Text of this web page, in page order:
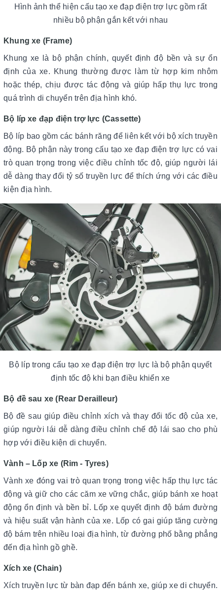
Hình ảnh thể hiện cấu tạo xe đạp điện trợ lực gồm rất
nhiều bộ phận gắn kết với nhau
Khung xe (Frame)
Khung xe là bộ phận chính, quyết định độ bền và sự ổn
định của xe. Khung thường được làm từ hợp kim nhôm
hoặc thép, chịu được tác động và giúp hấp thụ lực trong
quá trình di chuyển trên địa hình khó.
Bộ líp xe đạp điện trợ lực (Cassette)
Bộ líp bao gồm các bánh răng để liên kết với bộ xích truyền
động. Bộ phận này trong cấu tạo xe đạp điện trợ lực có vai
trò quan trọng trong việc điều chỉnh tốc độ, giúp người lái
dễ dàng thay đổi tỷ số truyền lực để thích ứng với các điều
kiện địa hình.
Bộ líp trong cấu tạo xe đạp điện trợ lực là bộ phận quyết
định tốc độ khi bạn điều khiển xe
Bộ đề sau xe (Rear Derailleur)
Bộ đề sau giúp điều chỉnh xích và thay đổi tốc độ của xe,
giúp người lái dễ dàng điều chỉnh chế độ lái sao cho phù
hợp với điều kiện di chuyển.
Vành – Lốp xe (Rim - Tyres)
Vành xe đóng vai trò quan trọng trong việc hấp thụ lực tác
động và giữ cho các căm xe vững chắc, giúp bánh xe hoạt
động ổn định và bền bỉ. Lốp xe quyết định độ bám đường
và hiệu suất vận hành của xe. Lốp có gai giúp tăng cường
độ bám trên nhiều loại địa hình, từ đường phố bằng phẳng
đến địa hình gồ ghề.
Xích xe (Chain)
Xích truyền lực từ bàn đạp đến bánh xe, giúp xe di chuyển.